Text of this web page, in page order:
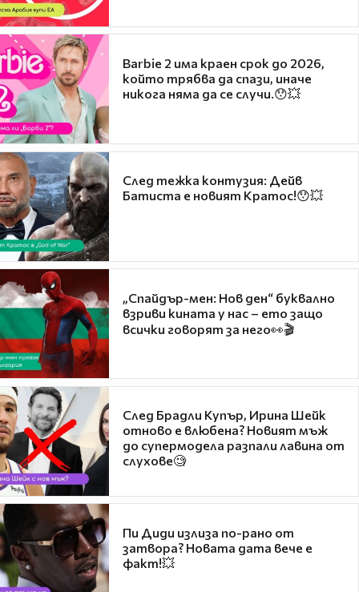
Barbie 2 има краен срок до 2026,
който трябва да спази, иначе
никога няма да се случи.😯💥
След тежка контузия: Дейв
Батиста е новият Кратос!😯💥
„Спайдър-мен: Нов ден“ буквално
взриви кината у нас – ето защо
всички говорят за него👀🎬
След Брадли Купър, Ирина Шейк
отново е влюбена? Новият мъж
до супермодела разпали лавина от
слухове🧐
Пи Диди излиза по-рано от
затвора? Новата дата вече е
факт!💥